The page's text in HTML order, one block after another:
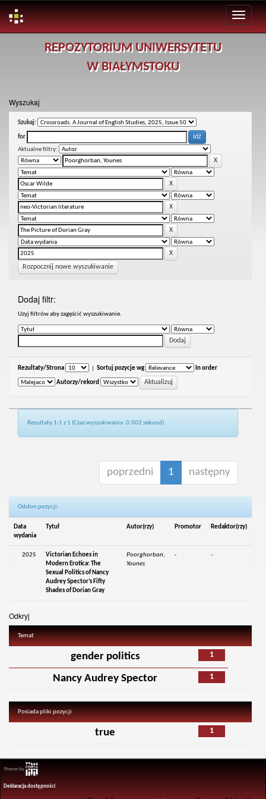
REPOZYTORIUM UNIWERSYTETU
W BIAŁYMSTOKU
Wyszukaj
Szukaj:
for
Aktualne filtry:
Rozpocznij nowe wyszukiwanie
Dodaj filtr:
Uzyj filtrów aby zagęścić wyszukiwanie.
Rezultaty/Strona Sortuj pozycje wg In order
Autorzy/rekord
Rezultaty 1-1 z 1 (Czas wyszukiwania: 0.002 sekund).
poprzedni 1 następny
Odsłon pozycji:
Data
wydania
Tytuł Autor(rzy) Promotor Redaktor(rzy)
2025
Victorian Echoes in
Modern Erotica: The
Sexual Politics of Nancy
Audrey Spector’s Fifty
Shades of Dorian Gray
Poorghorban,
Younes
- -
Odkryj
Temat
1
gender politics
1
Nancy Audrey Spector
Posiada pliki pozycji
1
true
Theme by
Deklaracja dostępności